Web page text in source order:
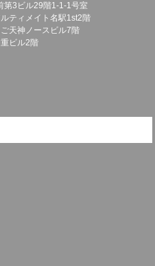
第3ビル29階1-1-1号室
ティメイト名駅1st2階
天神ノースビル7階
ビル2階